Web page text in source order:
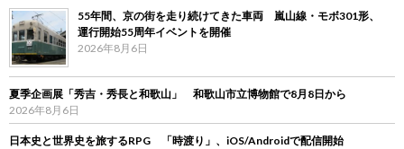
55年間、京の街を走り続けてきた車両 嵐山線・モボ301形、
運行開始55周年イベントを開催
2026年8月6日
夏季企画展「秀吉・秀長と和歌山」 和歌山市立博物館で8月8日から
2026年8月6日
日本史と世界史を旅するRPG 「時渡り」、iOS/Androidで配信開始